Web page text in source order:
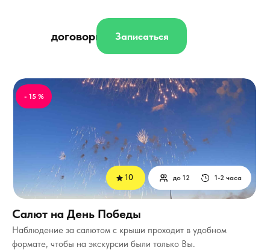
договорная Записаться
Наблюдение за салютом с крыши проходит в удобном
формате, чтобы на экскурсии были только Вы.
1-2 часа
до 12
- 15 %
Салют на День Победы
10